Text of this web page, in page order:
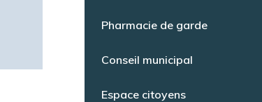
Point Info Jeunes
Pharmacie de garde
Conseil municipal